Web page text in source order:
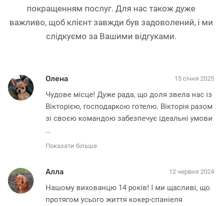
покращенням послуг. Для нас також дуже
важливо, щоб клієнт завжди був задоволений, і ми
слідкуємо за Вашими відгуками.
Олена 15 січня 2025
Чудове місце! Дуже рада, що доля звела нас із
Вікторією, господаркою готелю. Вікторія разом
зі своєю командою забезпечує ідеальні умови
…
Показати більше
Алла 12 червня 2024
Нашому вихованцю 14 років! І ми щасливі, що
протягом усього життя кокер-спаніеля